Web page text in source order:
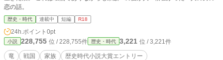
恋の話。
歴史・時代 連載中 短編 R18
24h.ポイント 0pt
小説 228,755 位 / 228,755件 歴史・時代 3,221 位 / 3,221件
竜 戦国 家族 歴史時代小説大賞エントリー